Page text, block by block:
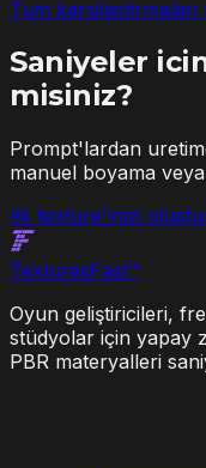
Tum karsilastirmalari
Saniyeler
misiniz?
Prompt'lardan
manuel boyama
Ilk texture'inizi
TexturesFast™
Oyun geliştiricileri,
stüdyolar için yapay
PBR materyalleri